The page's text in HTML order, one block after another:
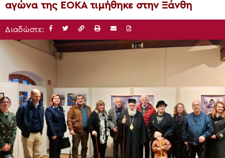
αγώνα της ΕΟΚΑ τιμήθηκε στην Ξάνθη
Διαδώστε: